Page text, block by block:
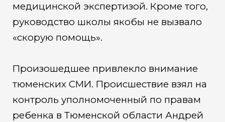
медицинской экспертизой. Кроме того,
руководство школы якобы не вызвало
«скорую помощь».
Произошедшее привлекло внимание
тюменских СМИ. Происшествие взял на
контроль уполномоченный по правам
ребенка в Тюменской области Андрей